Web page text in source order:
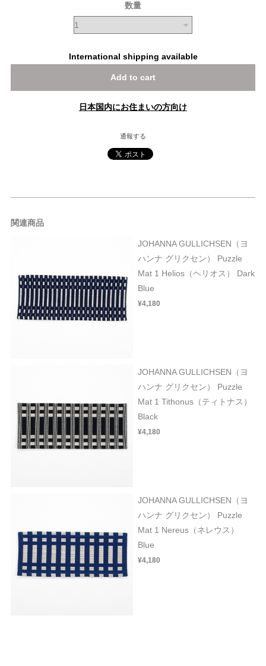
数量
International shipping available
Add to cart
日本国内にお住まいの方向け
通報する
関連商品
JOHANNA GULLICHSEN（ヨ
ハンナ グリクセン） Puzzle
Mat 1 Helios（ヘリオス） Dark
Blue
¥4,180
JOHANNA GULLICHSEN（ヨ
ハンナ グリクセン） Puzzle
Mat 1 Tithonus（ティトナス）
Black
¥4,180
JOHANNA GULLICHSEN（ヨ
ハンナ グリクセン） Puzzle
Mat 1 Nereus（ネレウス）
Blue
¥4,180